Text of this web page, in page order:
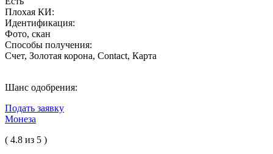
Плохая КИ:
Идентификация:
Фото, скан
Способы получения:
Счет, Золотая корона, Contact, Карта
Шанс одобрения:
Подать заявку
Монеза
( 4.8 из 5 )